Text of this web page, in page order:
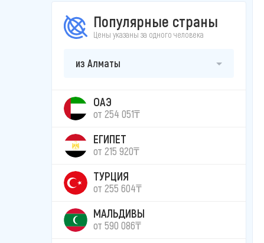
Популярные страны
Цены указаны за одного человека
из Алматы
ОАЭ
от 254 051₸
ЕГИПЕТ
от 215 920₸
ТУРЦИЯ
от 255 604₸
МАЛЬДИВЫ
от 590 086₸